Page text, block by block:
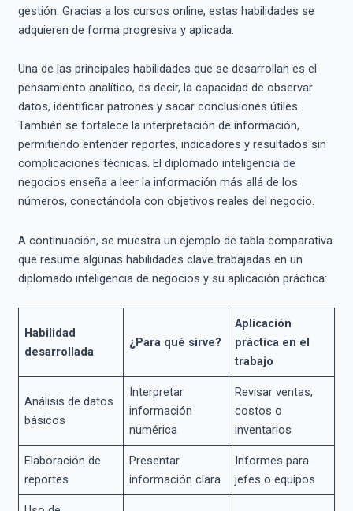
gestión. Gracias a los cursos online, estas habilidades se
adquieren de forma progresiva y aplicada.
Una de las principales habilidades que se desarrollan es el
pensamiento analítico, es decir, la capacidad de observar
datos, identificar patrones y sacar conclusiones útiles.
También se fortalece la interpretación de información,
permitiendo entender reportes, indicadores y resultados sin
complicaciones técnicas. El diplomado inteligencia de
negocios enseña a leer la información más allá de los
números, conectándola con objetivos reales del negocio.
A continuación, se muestra un ejemplo de tabla comparativa
que resume algunas habilidades clave trabajadas en un
diplomado inteligencia de negocios y su aplicación práctica:
Habilidad
desarrollada
¿Para qué sirve?
Aplicación
práctica en el
trabajo
Análisis de datos
básicos
Interpretar
información
numérica
Revisar ventas,
costos o
inventarios
Elaboración de
reportes
Presentar
información clara
Informes para
jefes o equipos